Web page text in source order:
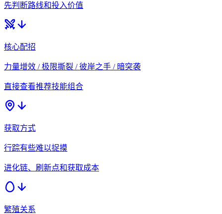
先判断路线和投入价值
核心配招
力量增效 / 极限撕裂 / 彼岸之手 / 暗突袭
直接查看推荐技能组合
获取方式
行踪有些难以捉摸
进化链、刷新点和获取成本
繁殖关系